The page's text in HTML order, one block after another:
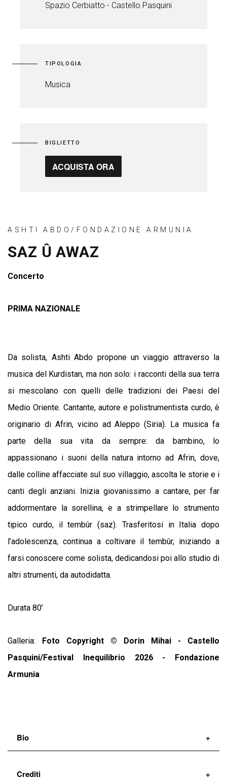
Spazio Cerbiatto - Castello Pasquini
TIPOLOGIA
Musica
BIGLIETTO
ACQUISTA ORA
ASHTI ABDO/FONDAZIONE ARMUNIA
SAZ Û AWAZ
Concerto
PRIMA NAZIONALE
Da solista, Ashti Abdo propone un viaggio attraverso la
musica del Kurdistan, ma non solo: i racconti della sua terra
si mescolano con quelli delle tradizioni dei Paesi del
Medio Oriente. Cantante, autore e polistrumentista curdo, è
originario di Afrin, vicino ad Aleppo (Siria). La musica fa
parte della sua vita da sempre: da bambino, lo
appassionano i suoni della natura intorno ad Afrin, dove,
dalle colline affacciate sul suo villaggio, ascolta le storie e i
canti degli anziani. Inizia giovanissimo a cantare, per far
addormentare la sorellina, e a strimpellare lo strumento
tipico curdo, il tembûr (saz). Trasferitosi in Italia dopo
l’adolescenza, continua a coltivare il tembûr, iniziando a
farsi conoscere come solista, dedicandosi poi allo studio di
altri strumenti, da autodidatta.
Durata 80’
Galleria: Foto Copyright © Dorin Mihai - Castello
Pasquini/Festival Inequilibrio 2026 - Fondazione
Armunia
Bio
Ashti Abdo
Crediti